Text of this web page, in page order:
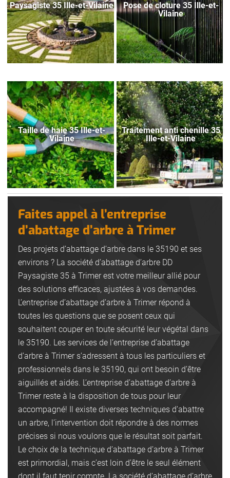
Paysagiste 35 Ille-et-Vilaine
Pose de cloture 35 Ille-et-
Vilaine
Taille de haie 35 Ille-et-
Vilaine
Traitement anti chenille 35
Ille-et-Vilaine
Faites appel à l’entreprise
d’abattage d’arbre à Trimer
Des projets d’abattage d’arbre dans le 35190 et ses
environs ? La société d’abattage d’arbre DD
Paysagiste 35 à Trimer est votre meilleur allié pour
des solutions efficaces, ajustées à vos demandes.
L’entreprise d’abattage d’arbre à Trimer répond à
toutes les questions que se posent ceux qui
souhaitent couper en toute sécurité leur végétal dans
le 35190. Les services de l’entreprise d’abattage
d’arbre à Trimer s’adressent à tous les particuliers et
professionnels dans le 35190, qui ont besoin d’être
aiguillés et aidés. L’entreprise d’abattage d’arbre à
Trimer reste à la disposition de tous pour leur
accompagné! Il existe diverses techniques d’abattre
un arbre, l’intervention doit répondre à des normes
précises si nous voulons que le résultat soit parfait.
Le choix de la technique d’abattage d’arbre à Trimer
est primordial, mais c’est loin d’être le seul élément
dont il faut tenir compte. La société d’abattage d’arbre